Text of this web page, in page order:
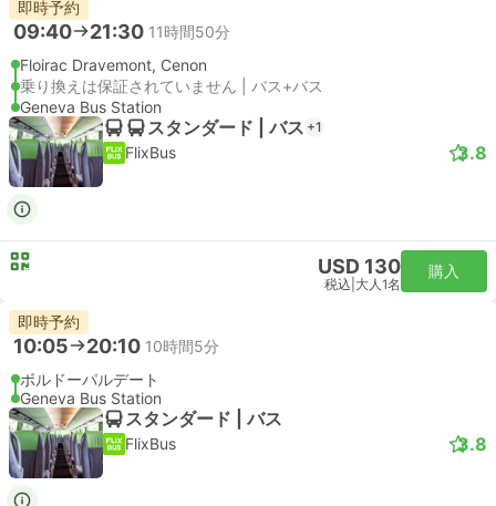
即時予約
09:40 21:30 11時間50分
Floirac Dravemont, Cenon
乗り換えは保証されていません | バス+バス
Geneva Bus Station
スタンダード | バス +1
FlixBus 3.8
USD 130
税込 大人1名
購入
即時予約
10:05 20:10 10時間5分
ボルドーパルデート
Geneva Bus Station
スタンダード | バス
FlixBus 3.8